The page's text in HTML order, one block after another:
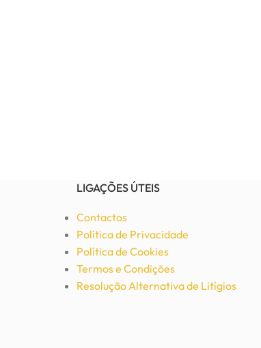
LIGAÇÕES ÚTEIS
Contactos
Política de Privacidade
Política de Cookies
Termos e Condições
Resolução Alternativa de Litígios